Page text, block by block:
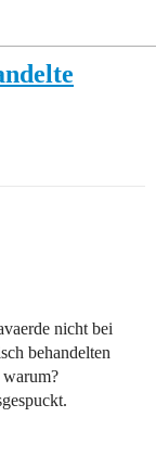
nicht bei
behandelten